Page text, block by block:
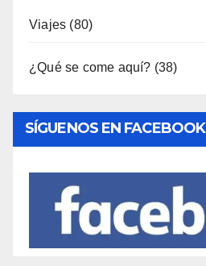
Viajes (80)
¿Qué se come aquí? (38)
SÍGUENOS EN FACEBOOK